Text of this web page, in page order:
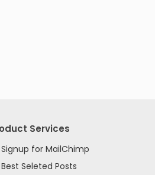
Services
Signup for MailChimp
Best Seleted Posts